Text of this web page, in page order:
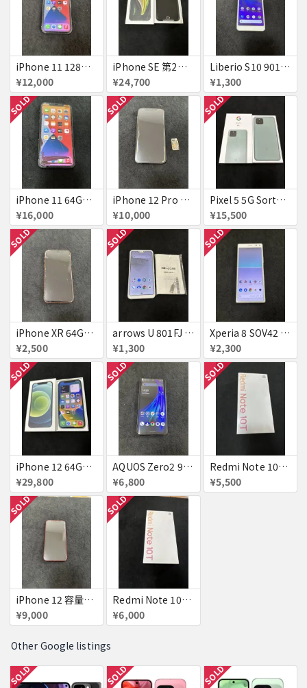
iPhone 11 128GB パープル ジャンク
¥12,000
iPhone SE 第2世代 64GB Black simフリー 新品未使用品 判定△
¥24,700
Liberio S10 901ZT ホワイト simフリー 美品
¥1,300
SOLD
iPhone 11 64GB Black simフリー ジャンク
¥16,000
SOLD
iPhone 12 Pro 256GB パシフィックブルー 国内版simフリー ジャンク
¥10,000
SOLD
Pixel 5 5G Sorta Sage simフリー 極美品 訳あり
¥15,500
SOLD
iPhone XR 64GB コーラル simフリー 判定○ ジャンク
¥2,500
SOLD
arrows U 801FJ ホワイト simフリー 美品 判定△
¥1,300
SOLD
Xperia 8 SOV42 ホワイト simフリー 判定△
¥2,300
SOLD
iPhone 12 64GB グリーン simフリー ジャンク
¥29,800
SOLD
AQUOS Zero2 906SH アストロブラック simフリー 判定△
¥6,800
SOLD
Redmi Note 10T Azure Black simフリー 新品未使用未開封品 ジャンク
¥5,500
SOLD
iPhone 12 容量不明 Red 国内版simフリー ジャンク
¥9,000
SOLD
Redmi Note 10T Azure Black simフリー 新品未使用未開封品 ジャンク
¥6,000
Other Google listings
SOLD SOLD SOLD